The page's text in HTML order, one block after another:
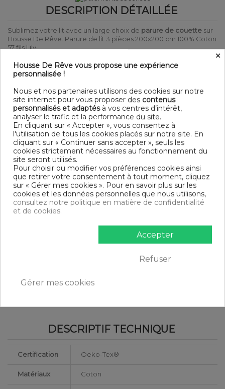
DESCRIPTION DÉTAILLÉE
Sublimez votre lit avec un large choix de parure de couette sur
Housse De Rêve. Parure de lit 3 pièces 200x200 cm 100% Coton
57 fils Lily.
Produit certifié Oeko-Tex® : Garantit que les articles testés et
certifiés ne présentent pas de substances nocives pouvant nuire
DÉTAIL
Matière : 100% Coton 57 fils
Couleur : Motifs
Entretien : Lavable en machine à 40°C
Parure de lit 3 pièces
Finition housse de couette : Bouton
Finition taie d'oreiller : Portefeuille
Modèle : Lily
Tissage serré - 57 fils /cm²
DIMENSIONS & GUIDE
Housse de couette
200 x 200 cm : 1-2 personnes
240 x 260 cm : 2 personnes
CONTENU
DESCRIPTIF TECHNIQUE
Certification Oeko-Tex®
Matériaux Coton
×
Housse De Rêve vous propose une expérience
personnalisée !
Nous et nos partenaires utilisons des cookies sur notre
site internet pour vous proposer des contenus
personnalisés et adaptésà vos centres d’intérêt,
analyser le trafic et la performance du site.
En cliquant sur « Accepter », vous consentez à
l'utilisation de tous les cookies placés sur notre site. En
cliquant sur « Continuer sans accepter », seuls les
cookies strictement nécessaires au fonctionnement du
site seront utilisés.
Pour choisir ou modifier vos préférences cookies ainsi
que retirer votre consentement à tout moment, cliquez
sur « Gérer mes cookies ». Pour en savoir plus sur les
cookies et les données personnelles que nous utilisons,
consultez notre politique en matière de confidentialité
et de cookies.
Accepter
Refuser
Gérer mes cookies